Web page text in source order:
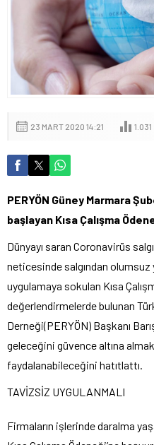
23 MART 2020 14:21 1.031
PERYÖN Güney Marmara
başlayan Kısa Çalışma
Dünyayı saran Coronavirüs
neticesinde salgından
uygulamaya sokulan Kısa
değerlendirmelerde bulunan
Derneği(PERYÖN) Başkanı
geleceğini güvence altına
faydalanabileceğini hatıtlattı.
TAVİZSİZ UYGULANMALI
Firmaların işlerinde daralma